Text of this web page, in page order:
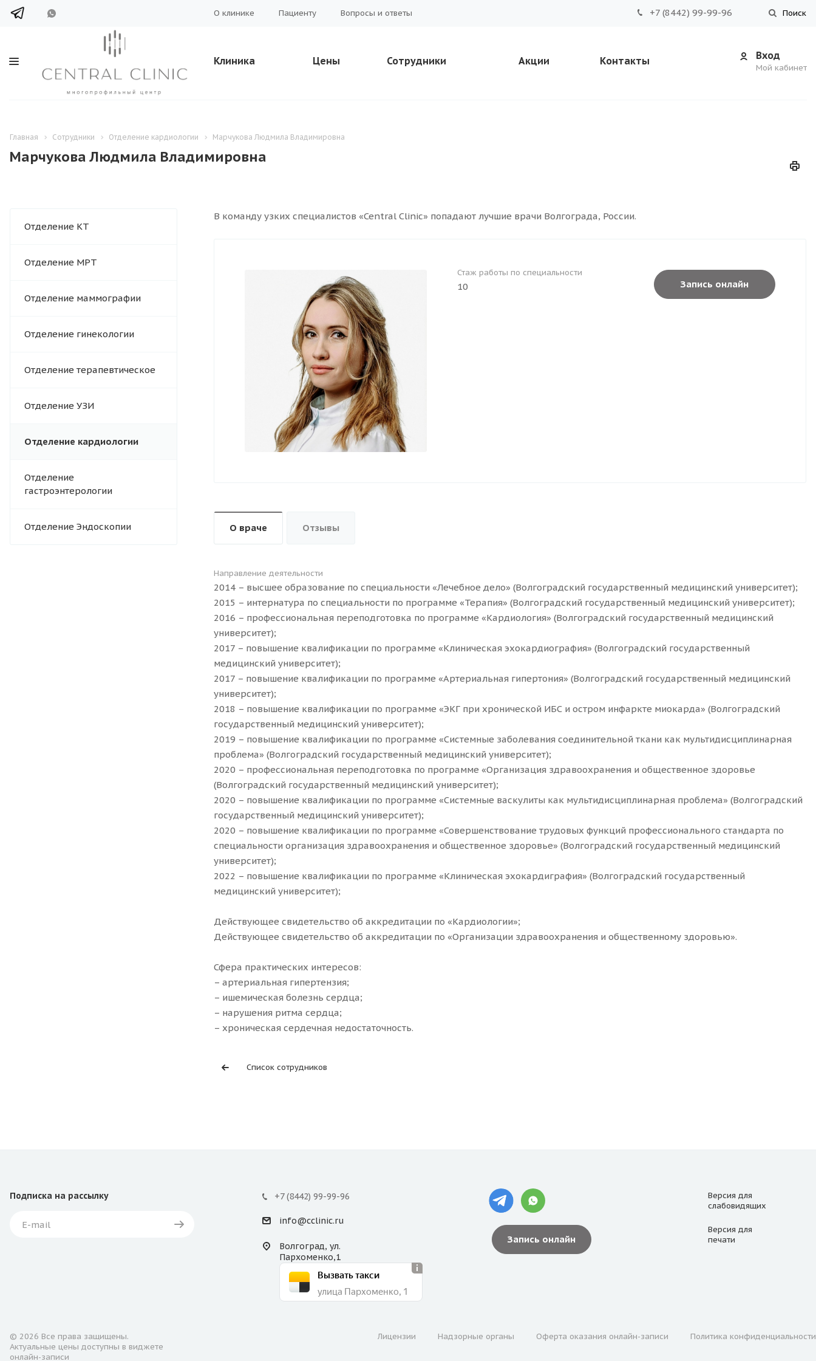
Поиск
О клинике Пациенту Вопросы и ответы +7 (8442) 99-99-96
Вход
Мой кабинет
Клиника Цены Сотрудники Акции Контакты
Главная Сотрудники Отделение кардиологии Марчукова Людмила Владимировна
Марчукова Людмила Владимировна
Отделение КТ
Отделение МРТ
Отделение маммографии
Отделение гинекологии
Отделение терапевтическое
Отделение УЗИ
Отделение кардиологии
Отделение
гастроэнтерологии
Отделение Эндоскопии
В команду узких специалистов «Central Clinic» попадают лучшие врачи Волгограда, России.
Запись онлайн
Стаж работы по специальности
10
О враче Отзывы
Направление деятельности
2014 – высшее образование по специальности «Лечебное дело» (Волгоградский государственный медицинский университет);
2015 – интернатура по специальности по программе «Терапия» (Волгоградский государственный медицинский университет);
2016 – профессиональная переподготовка по программе «Кардиология» (Волгоградский государственный медицинский
университет);
2017 – повышение квалификации по программе «Клиническая эхокардиография» (Волгоградский государственный
медицинский университет);
2017 – повышение квалификации по программе «Артериальная гипертония» (Волгоградский государственный медицинский
университет);
2018 – повышение квалификации по программе «ЭКГ при хронической ИБС и остром инфаркте миокарда» (Волгоградский
государственный медицинский университет);
2019 – повышение квалификации по программе «Системные заболевания соединительной ткани как мультидисциплинарная
проблема» (Волгоградский государственный медицинский университет);
2020 – профессиональная переподготовка по программе «Организация здравоохранения и общественное здоровье
(Волгоградский государственный медицинский университет);
2020 – повышение квалификации по программе «Системные васкулиты как мультидисциплинарная проблема» (Волгоградский
государственный медицинский университет);
2020 – повышение квалификации по программе «Совершенствование трудовых функций профессионального стандарта по
специальности организация здравоохранения и общественное здоровье» (Волгоградский государственный медицинский
университет);
2022 – повышение квалификации по программе «Клиническая эхокардиграфия» (Волгоградский государственный
медицинский университет);
Действующее свидетельство об аккредитации по «Кардиологии»;
Действующее свидетельство об аккредитации по «Организации здравоохранения и общественному здоровью».
Сфера практических интересов:
– артериальная гипертензия;
– ишемическая болезнь сердца;
– нарушения ритма сердца;
– хроническая сердечная недостаточность.
Список сотрудников
Подписка на рассылку +7 (8442) 99-99-96
info@cclinic.ru
Волгоград, ул.
Пархоменко,1
Вызвать такси
улица Пархоменко, 1
Запись онлайн
Версия для
слабовидящих
Версия для
печати
© 2026 Все права защищены.
Актуальные цены доступны в виджете
онлайн-записи
Лицензии Надзорные органы Оферта оказания онлайн-записи Политика конфиденциальности